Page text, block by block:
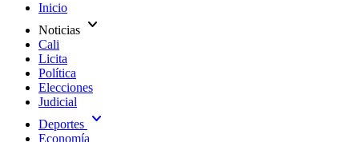
Inicio
Noticias expand_more
Cali
Licita
Política
Elecciones
Judicial
Deportes expand_more
Economía